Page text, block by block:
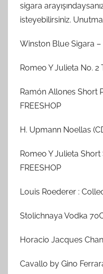
sigara
isteyebilirsiniz.
Winston Blue Sigara –
Romeo Y Julieta No. 2
Ramón Allones Short
FREESHOP
H. Upmann Noellas
Romeo Y Julieta
FREESHOP
Louis Roederer :
Stolichnaya Vodka
Horacio Jacques
Cavallo by Gino